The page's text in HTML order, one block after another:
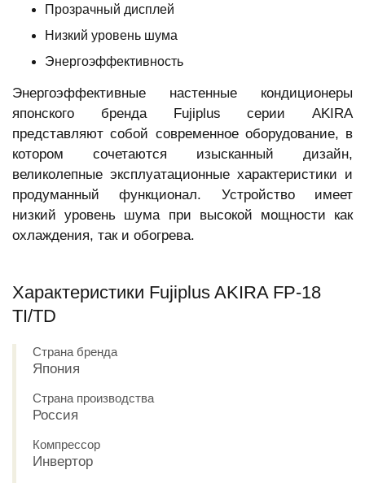
Прозрачный дисплей
Низкий уровень шума
Энергоэффективность
Энергоэффективные настенные кондиционеры
японского бренда Fujiplus серии AKIRA
представляют собой современное оборудование, в
котором сочетаются изысканный дизайн,
великолепные эксплуатационные характеристики и
продуманный функционал. Устройство имеет
низкий уровень шума при высокой мощности как
охлаждения, так и обогрева.
Характеристики Fujiplus AKIRA FP-18
TI/TD
Страна бренда
Япония
Страна производства
Россия
Компрессор
Инвертор